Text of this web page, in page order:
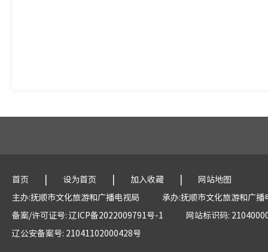
首页 | 设为首页 | 加入收藏 |
网站地图
主办:抚顺市文化旅游和广播电视局
承办:抚顺市文化旅游和广播
备案/许可证号: 辽ICP备2022009791号-1
网站标识码:
辽公安备案号: 21041102000428号